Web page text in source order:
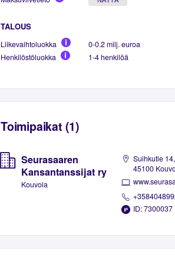
TALOUS
Liikevaihtoluokka
0-0.2 milj. euroa
Henkilöstöluokka
1-4 henkilöä
Toimipaikat (1)
Seurasaaren
Kansantanssijat ry
Kouvola
Suihkutie 14,
45100
ID: 7300037